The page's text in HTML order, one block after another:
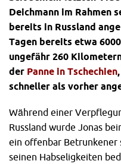
Deichmann im Rahmen
bereits in Russland
Tagen bereits etwa
ungefähr 260
der Panne in Tschechien
schneller als vorher
Während einer
Russland wurde Jonas
ein offenbar Betrunkener
seinen Habseligkeiten